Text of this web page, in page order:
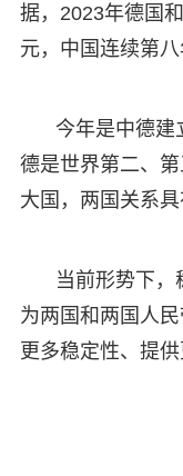
据，2023年德国
元，中国连续第
今年是中德建
德是世界第二、
大国，两国关系
当前形势下，
为两国和两国人
更多稳定性、提供